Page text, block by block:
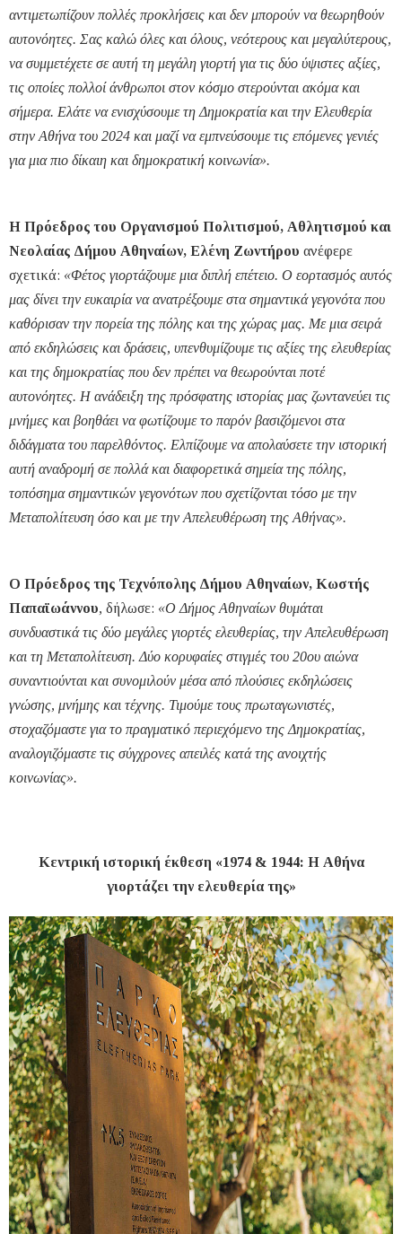
αντιμετωπίζουν πολλές προκλήσεις και δεν μπορούν να θεωρηθούν
αυτονόητες. Σας καλώ όλες και όλους, νεότερους και μεγαλύτερους,
να συμμετέχετε σε αυτή τη μεγάλη γιορτή για τις δύο ύψιστες αξίες,
τις οποίες πολλοί άνθρωποι στον κόσμο στερούνται ακόμα και
σήμερα. Ελάτε να ενισχύσουμε τη Δημοκρατία και την Ελευθερία
στην Αθήνα του 2024 και μαζί να εμπνεύσουμε τις επόμενες γενιές
για μια πιο δίκαιη και δημοκρατική κοινωνία».
Η Πρόεδρος του Οργανισμού Πολιτισμού, Αθλητισμού και
Νεολαίας Δήμου Αθηναίων, Ελένη Ζωντήρου ανέφερε
σχετικά: «Φέτος γιορτάζουμε μια διπλή επέτειο. Ο εορτασμός αυτός
μας δίνει την ευκαιρία να ανατρέξουμε στα σημαντικά γεγονότα που
καθόρισαν την πορεία της πόλης και της χώρας μας. Με μια σειρά
από εκδηλώσεις και δράσεις, υπενθυμίζουμε τις αξίες της ελευθερίας
και της δημοκρατίας που δεν πρέπει να θεωρούνται ποτέ
αυτονόητες. Η ανάδειξη της πρόσφατης ιστορίας μας ζωντανεύει τις
μνήμες και βοηθάει να φωτίζουμε το παρόν βασιζόμενοι στα
διδάγματα του παρελθόντος. Ελπίζουμε να απολαύσετε την ιστορική
αυτή αναδρομή σε πολλά και διαφορετικά σημεία της πόλης,
τοπόσημα σημαντικών γεγονότων που σχετίζονται τόσο με την
Μεταπολίτευση όσο και με την Απελευθέρωση της Αθήνας».
Ο Πρόεδρος της Τεχνόπολης Δήμου Αθηναίων, Κωστής
Παπαϊωάννου, δήλωσε: «Ο Δήμος Αθηναίων θυμάται
συνδυαστικά τις δύο μεγάλες γιορτές ελευθερίας, την Απελευθέρωση
και τη Μεταπολίτευση. Δύο κορυφαίες στιγμές του 20ου αιώνα
συναντιούνται και συνομιλούν μέσα από πλούσιες εκδηλώσεις
γνώσης, μνήμης και τέχνης. Τιμούμε τους πρωταγωνιστές,
στοχαζόμαστε για το πραγματικό περιεχόμενο της Δημοκρατίας,
αναλογιζόμαστε τις σύγχρονες απειλές κατά της ανοιχτής
κοινωνίας».
Κεντρική ιστορική έκθεση «1974 & 1944: Η Αθήνα
γιορτάζει την ελευθερία της»